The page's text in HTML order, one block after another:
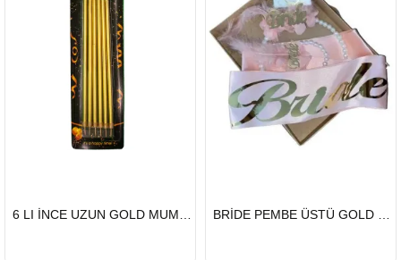
HIZLI
GÖNDERİ
6 LI İNCE UZUN GOLD MUM 15CM
HIZLI
GÖNDERİ
BRİDE PEMBE ÜSTÜ GOLD KUŞAK TAÇ SET